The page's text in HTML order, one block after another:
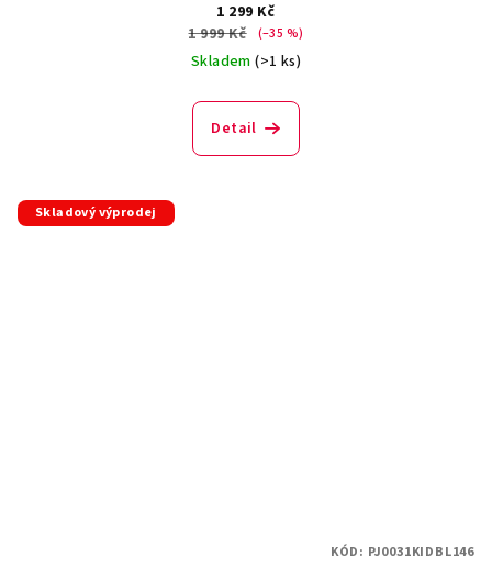
1 299 Kč
1 999 Kč
(–35 %)
Skladem(>1 ks)
Detail
Skladový výprodej
KÓD: PJ0031KIDBL146